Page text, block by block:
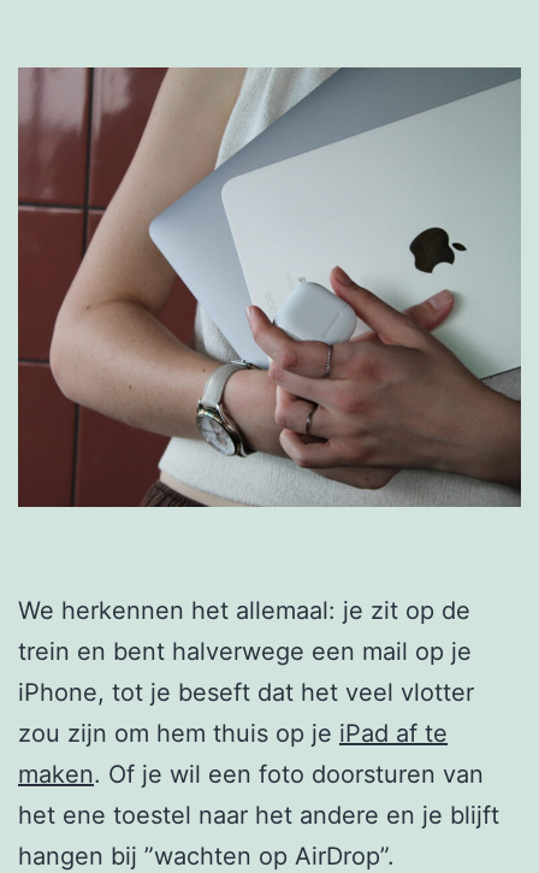
We herkennen het allemaal: je zit op de
trein en bent halverwege een mail op je
iPhone, tot je beseft dat het veel vlotter
zou zijn om hem thuis op je iPad af te
maken. Of je wil een foto doorsturen van
het ene toestel naar het andere en je blijft
hangen bij ”wachten op AirDrop”.